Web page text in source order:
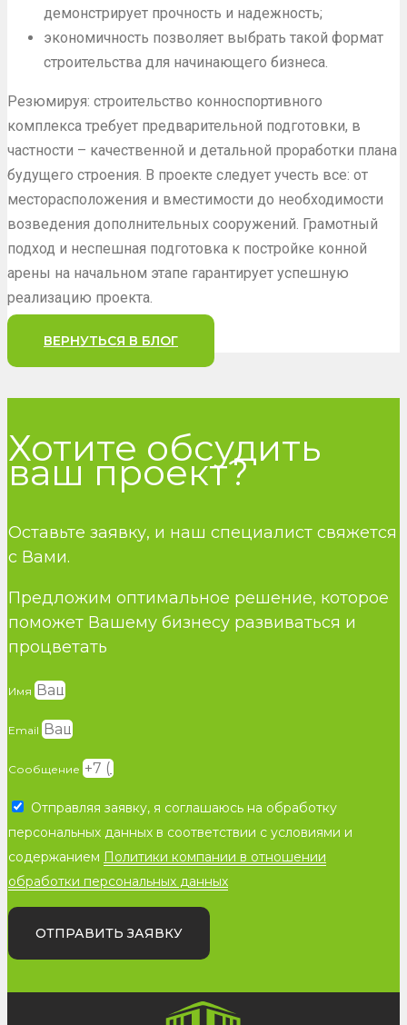
демонстрирует прочность и надежность;
экономичность позволяет выбрать такой формат
строительства для начинающего бизнеса.
Резюмируя: строительство конноспортивного
комплекса требует предварительной подготовки, в
частности – качественной и детальной проработки плана
будущего строения. В проекте следует учесть все: от
месторасположения и вместимости до необходимости
возведения дополнительных сооружений. Грамотный
подход и неспешная подготовка к постройке конной
арены на начальном этапе гарантирует успешную
реализацию проекта.
ВЕРНУТЬСЯ В БЛОГ
Хотите обсудить
ваш проект?
Оставьте заявку, и наш специалист свяжется
с Вами.
Предложим оптимальное решение, которое
поможет Вашему бизнесу развиваться и
процветать
Имя
Email
Сообщение
Отправляя заявку, я соглашаюсь на обработку
персональных данных в соответствии с условиями и
содержанием Политики компании в отношении
обработки персональных данных
ОТПРАВИТЬ ЗАЯВКУ